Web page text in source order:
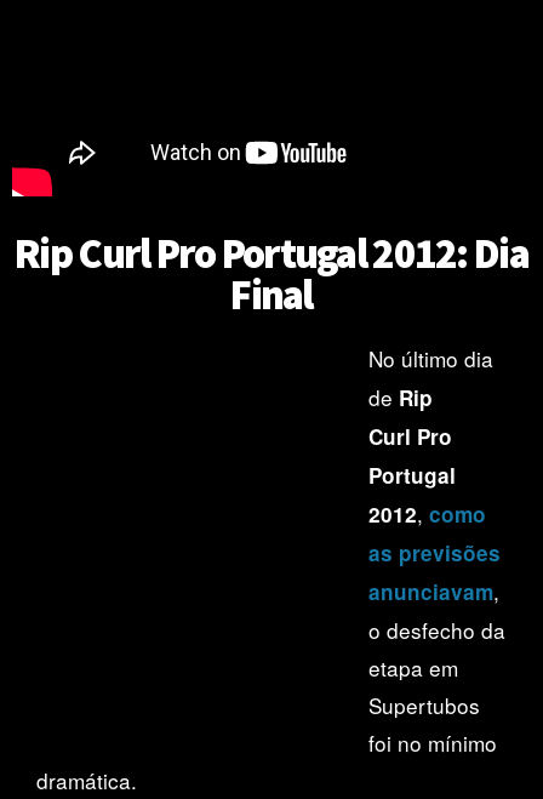
Rip Curl Pro Portugal 2012: Dia
Final
No último dia
de Rip
Curl Pro
Portugal
2012, como
as previsões
anunciavam,
o desfecho da
etapa em
Supertubos
foi no mínimo
dramática.